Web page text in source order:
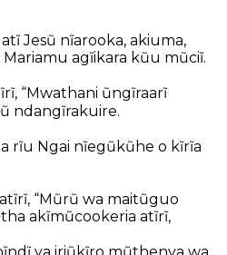
Jesũ nĩarooka, akiuma,
agĩikara kũu mũciĩ.
“Mwathani ũngĩraarĩ
ndangĩrakuire.
rĩu Ngai nĩegũkũhe o kĩrĩa
“Mũrũ wa maitũguo
akĩmũcookeria atĩrĩ,